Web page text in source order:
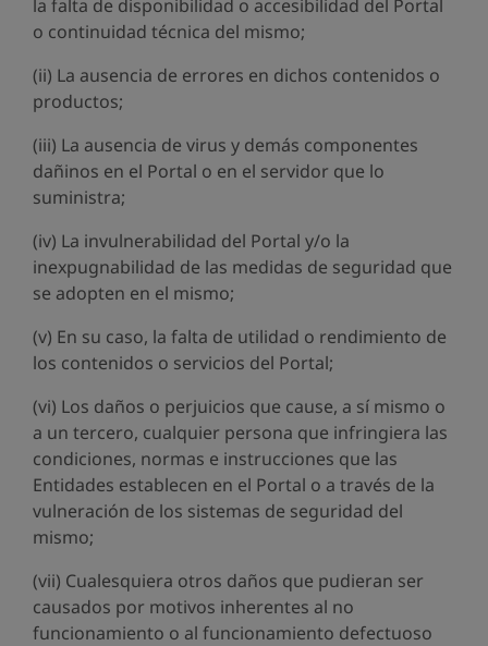
la falta de disponibilidad o accesibilidad del Portal
o continuidad técnica del mismo;
(ii) La ausencia de errores en dichos contenidos o
productos;
(iii) La ausencia de virus y demás componentes
dañinos en el Portal o en el servidor que lo
suministra;
(iv) La invulnerabilidad del Portal y/o la
inexpugnabilidad de las medidas de seguridad que
se adopten en el mismo;
(v) En su caso, la falta de utilidad o rendimiento de
los contenidos o servicios del Portal;
(vi) Los daños o perjuicios que cause, a sí mismo o
a un tercero, cualquier persona que infringiera las
condiciones, normas e instrucciones que las
Entidades establecen en el Portal o a través de la
vulneración de los sistemas de seguridad del
mismo;
(vii) Cualesquiera otros daños que pudieran ser
causados por motivos inherentes al no
funcionamiento o al funcionamiento defectuoso